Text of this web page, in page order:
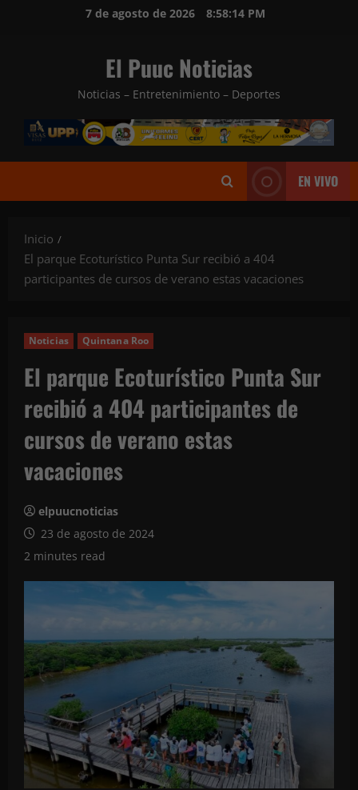
7 de agosto de 2026 8:58:15 PM
El Puuc Noticias
Noticias – Entretenimiento – Deportes
EN VIVO
Inicio
El parque Ecoturístico Punta Sur recibió a 404
participantes de cursos de verano estas vacaciones
Noticias Quintana Roo
El parque Ecoturístico Punta Sur
recibió a 404 participantes de
cursos de verano estas
vacaciones
elpuucnoticias
23 de agosto de 2024
2 minutes read